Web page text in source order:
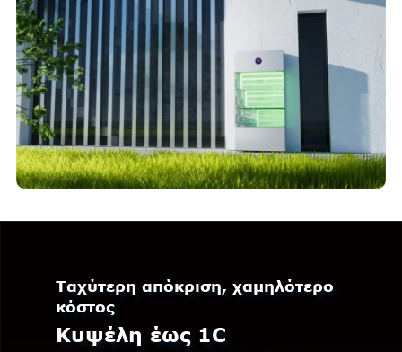
Ταχύτερη απόκριση, χαμηλότερο
κόστος
Κυψέλη έως 1C